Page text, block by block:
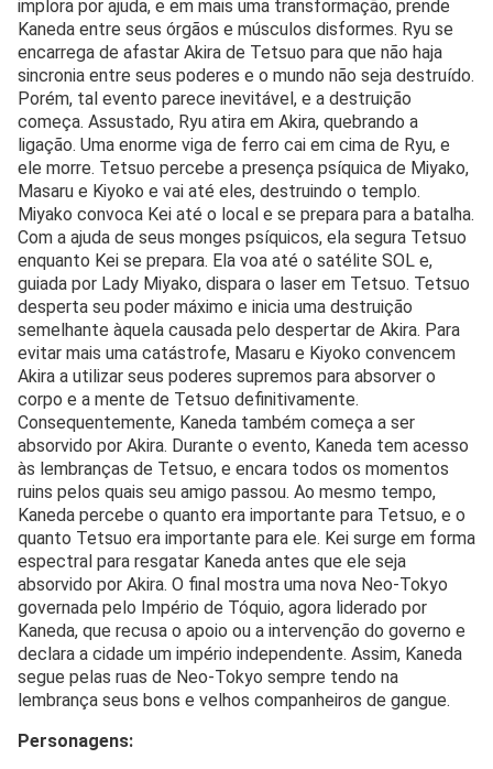
implora por ajuda, e em mais uma transformação, prende
Kaneda entre seus órgãos e músculos disformes. Ryu se
encarrega de afastar Akira de Tetsuo para que não haja
sincronia entre seus poderes e o mundo não seja destruído.
Porém, tal evento parece inevitável, e a destruição
começa. Assustado, Ryu atira em Akira, quebrando a
ligação. Uma enorme viga de ferro cai em cima de Ryu, e
ele morre. Tetsuo percebe a presença psíquica de Miyako,
Masaru e Kiyoko e vai até eles, destruindo o templo.
Miyako convoca Kei até o local e se prepara para a batalha.
Com a ajuda de seus monges psíquicos, ela segura Tetsuo
enquanto Kei se prepara. Ela voa até o satélite SOL e,
guiada por Lady Miyako, dispara o laser em Tetsuo. Tetsuo
desperta seu poder máximo e inicia uma destruição
semelhante àquela causada pelo despertar de Akira. Para
evitar mais uma catástrofe, Masaru e Kiyoko convencem
Akira a utilizar seus poderes supremos para absorver o
corpo e a mente de Tetsuo definitivamente.
Consequentemente, Kaneda também começa a ser
absorvido por Akira. Durante o evento, Kaneda tem acesso
às lembranças de Tetsuo, e encara todos os momentos
ruins pelos quais seu amigo passou. Ao mesmo tempo,
Kaneda percebe o quanto era importante para Tetsuo, e o
quanto Tetsuo era importante para ele. Kei surge em forma
espectral para resgatar Kaneda antes que ele seja
absorvido por Akira. O final mostra uma nova Neo-Tokyo
governada pelo Império de Tóquio, agora liderado por
Kaneda, que recusa o apoio ou a intervenção do governo e
declara a cidade um império independente. Assim, Kaneda
segue pelas ruas de Neo-Tokyo sempre tendo na
lembrança seus bons e velhos companheiros de gangue.
Personagens: